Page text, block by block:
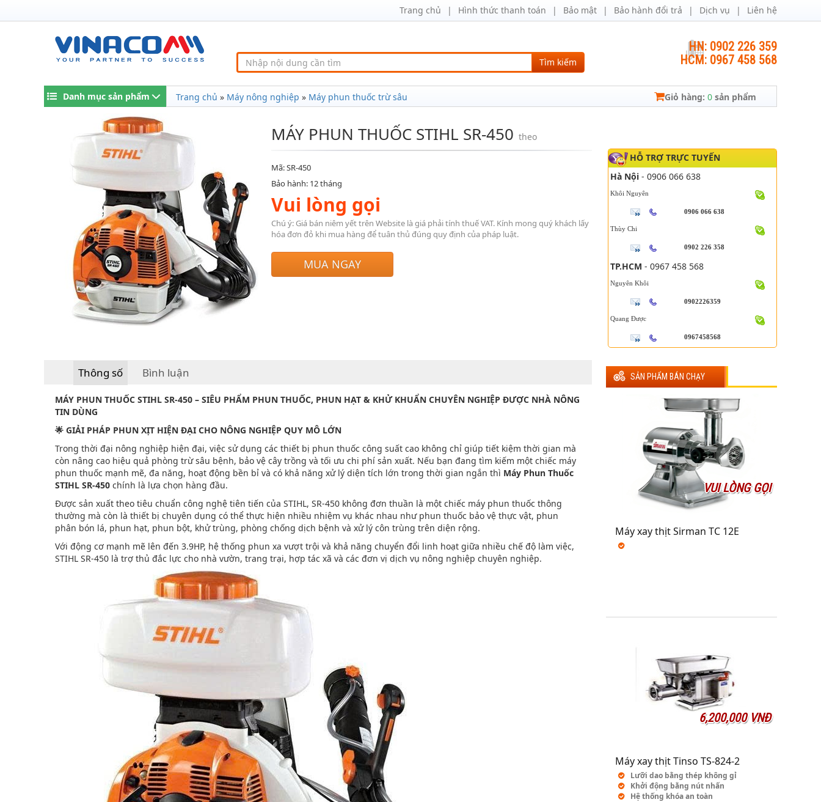
Trang chủ Hình thức thanh toán Bảo mật Bảo hành đổi trả Dịch vụ Liên hệ
Tìm kiếm
HN: 0902 226 359
HCM: 0967 458 568
Danh mục sản phẩm Trang chủ » Máy nông nghiệp » Máy phun thuốc trừ sâu Giỏ hàng: 0 sản phẩm
MÁY PHUN THUỐC STIHL SR-450 theo
HỖ TRỢ TRỰC TUYẾN
Hà Nội - 0906 066 638
Khôi Nguyên
0906 066 638
Thùy Chi
0902 226 358
TP.HCM - 0967 458 568
Nguyên Khôi
0902226359
Quang Được
0967458568
Mã: SR-450
Bảo hành: 12 tháng
Vui lòng gọi
Chú ý: Giá bán niêm yết trên Website là giá phải tính thuế VAT. Kính mong quý khách lấy
hóa đơn đỏ khi mua hàng để tuân thủ đúng quy định của pháp luật.
MUA NGAY
SẢN PHẨM BÁN CHẠY
VUI LÒNG GỌI
Máy xay thịt Sirman TC 12E
6,200,000 VNĐ
Máy xay thịt Tinso TS-824-2
Lưỡi dao bằng thép không gỉ
Khởi động bằng nút nhấn
Hệ thống khóa an toàn
Thông số Bình luận
MÁY PHUN THUỐC STIHL SR-450 – SIÊU PHẨM PHUN THUỐC, PHUN HẠT & KHỬ KHUẨN CHUYÊN NGHIỆP ĐƯỢC NHÀ NÔNG
TIN DÙNG
🌟 GIẢI PHÁP PHUN XỊT HIỆN ĐẠI CHO NÔNG NGHIỆP QUY MÔ LỚN
Trong thời đại nông nghiệp hiện đại, việc sử dụng các thiết bị phun thuốc công suất cao không chỉ giúp tiết kiệm thời gian mà
còn nâng cao hiệu quả phòng trừ sâu bệnh, bảo vệ cây trồng và tối ưu chi phí sản xuất. Nếu bạn đang tìm kiếm một chiếc máy
phun thuốc mạnh mẽ, đa năng, hoạt động bền bỉ và có khả năng xử lý diện tích lớn trong thời gian ngắn thì Máy Phun Thuốc
STIHL SR-450 chính là lựa chọn hàng đầu.
Được sản xuất theo tiêu chuẩn công nghệ tiên tiến của STIHL, SR-450 không đơn thuần là một chiếc máy phun thuốc thông
thường mà còn là thiết bị chuyên dụng có thể thực hiện nhiều nhiệm vụ khác nhau như phun thuốc bảo vệ thực vật, phun
phân bón lá, phun hạt, phun bột, khử trùng, phòng chống dịch bệnh và xử lý côn trùng trên diện rộng.
Với động cơ mạnh mẽ lên đến 3.9HP, hệ thống phun xa vượt trội và khả năng chuyển đổi linh hoạt giữa nhiều chế độ làm việc,
STIHL SR-450 là trợ thủ đắc lực cho nhà vườn, trang trại, hợp tác xã và các đơn vị dịch vụ nông nghiệp chuyên nghiệp.